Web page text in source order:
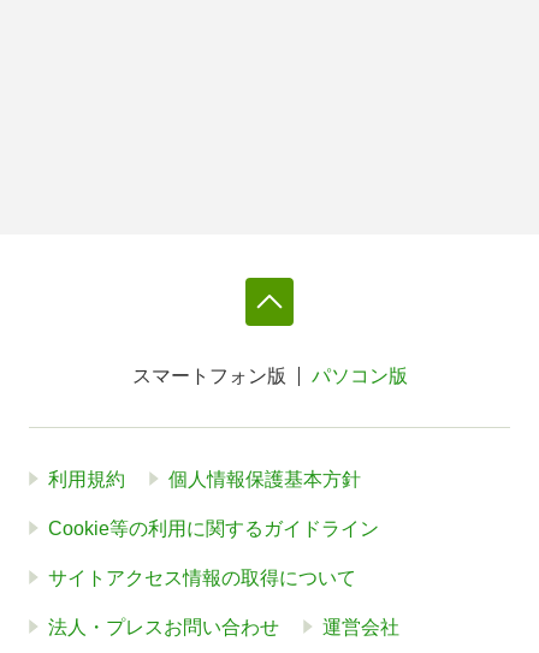
スマートフォン版 パソコン版
利用規約 個人情報保護基本方針
Cookie等の利用に関するガイドライン
サイトアクセス情報の取得について
法人・プレスお問い合わせ 運営会社